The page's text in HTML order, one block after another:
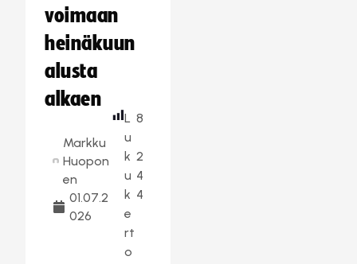
voimaan
heinäkuun
alusta
alkaen
Markku
Huopon
en
01.07.2
026
L
u
k
u
k
e
rt
o
8
2
4
4